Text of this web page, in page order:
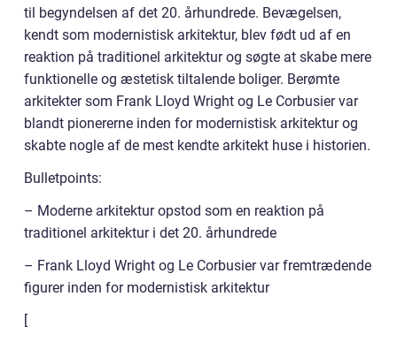
til begyndelsen af det 20. århundrede. Bevægelsen,
kendt som modernistisk arkitektur, blev født ud af en
reaktion på traditionel arkitektur og søgte at skabe mere
funktionelle og æstetisk tiltalende boliger. Berømte
arkitekter som Frank Lloyd Wright og Le Corbusier var
blandt pionererne inden for modernistisk arkitektur og
skabte nogle af de mest kendte arkitekt huse i historien.
Bulletpoints:
– Moderne arkitektur opstod som en reaktion på
traditionel arkitektur i det 20. århundrede
– Frank Lloyd Wright og Le Corbusier var fremtrædende
figurer inden for modernistisk arkitektur
[